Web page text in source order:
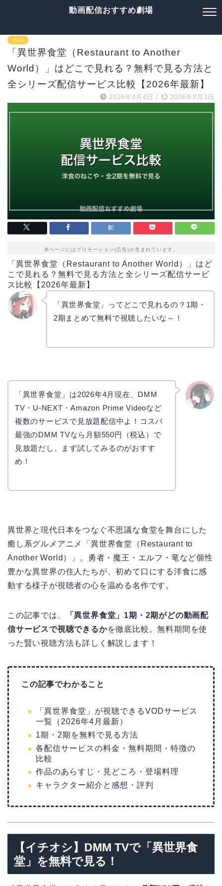
動画配信おすすめ劇場
VOD
「異世界食堂（Restaurant to Another
World）」はどこで見れる？無料で見る方法と
全シリーズ配信サービス比較【2026年最新】
2026年4月4日 / 2026年8月3日
本ページにはプロモーション(広告)が含まれています。
「異世界食堂（Restaurant to Another World）」はど
こで見れる？無料で見る方法と全シリーズ配信サービ
ス比較【2026年最新】
「異世界食堂」ってどこで見れるの？1期・
2期まとめて無料で視聴したいな～！
「異世界食堂」は2026年4月現在、DMM
TV・U-NEXT・Amazon Prime Videoなど
複数のサービスで見放題配信中よ！コスパ
最強のDMM TVなら月額550円（税込）で
見放題だし、まず試してみるのがおすす
め！
異世界と現代日本をつなぐ不思議な食堂を舞台にした
癒し系グルメアニメ「異世界食堂（Restaurant to
Another World）」。勇者・魔王・エルフ・竜など個性
豊かな異世界の住人たちが、初めて口にする洋食に感
動する様子が視聴者の心を温める名作です。
この記事では、
「異世界食堂」1期・2期がどの動画配
信サービスで視聴できるかを徹底比較。無料期間を使
った賢い視聴方法も詳しく解説します！
この記事でわかること
「異世界食堂」が視聴できるVODサービス
一覧（2026年4月最新）
1期・2期を無料で見る方法
各配信サービスの料金・無料期間・特徴の
比較
作品のあらすじ・見どころ・登場料理
キャラクター紹介と感想・評判
【イチオシ】DMM TVで「異世界食
堂」を無料で見る！